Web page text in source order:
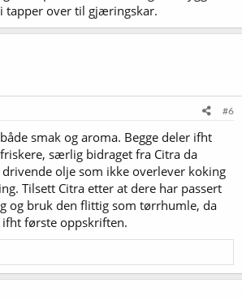
tapper over til gjæringskar.
#6
smak og aroma. Begge deler ifht
særlig bidraget fra Citra da
olje som ikke overlever koking
Tilsett Citra etter at dere har passert
og bruk den flittig som tørrhumle, da
første oppskriften.